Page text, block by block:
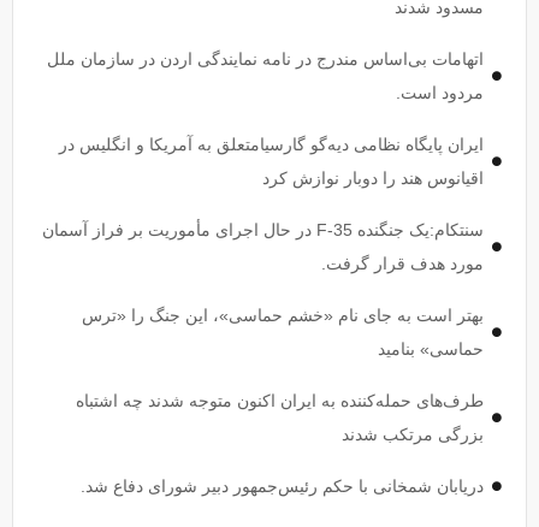
مسدود شدند
اتهامات بی‌اساس مندرج در نامه نمایندگی اردن در سازمان ملل
مردود است.
ایران پایگاه نظامی دیه‌گو گارسیامتعلق به آمریکا و انگلیس در
اقیانوس هند را دوبار نوازش کرد
سنتکام:یک جنگنده F-35 در حال اجرای مأموریت بر فراز آسمان
مورد هدف قرار گرفت.
بهتر است به جای نام «خشم حماسی»، این جنگ را «ترس
حماسی» بنامید
طرف‌های حمله‌کننده به ایران اکنون متوجه شدند چه اشتباه
بزرگی مرتکب شدند
دریابان شمخانی با حکم رئیس‌جمهور دبیر شورای دفاع شد.